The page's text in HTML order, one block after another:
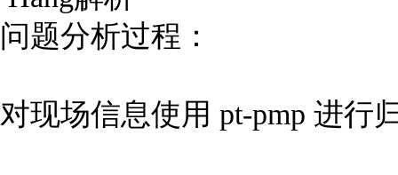
问题分析过程：
对现场信息使用 pt-pmp 进行